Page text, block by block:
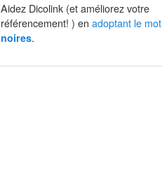
Aidez Dicolink (et améliorez votre
référencement! ) en adoptant le mot
noires.